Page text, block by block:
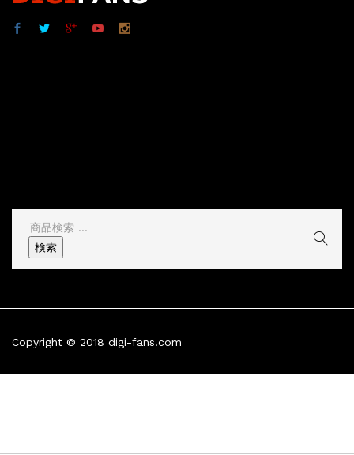
検
索
結
検索
Copyright © 2018 digi-fans.com